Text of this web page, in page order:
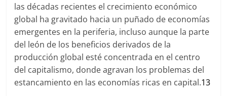
las décadas recientes el crecimiento económico
global ha gravitado hacia un puñado de economías
emergentes en la periferia, incluso aunque la parte
del león de los beneficios derivados de la
producción global esté concentrada en el centro
del capitalismo, donde agravan los problemas del
estancamiento en las economías ricas en capital.13